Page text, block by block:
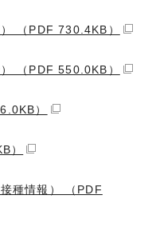
（PDF 730.4KB）
（PDF 550.0KB）
）
）
種情報） （PDF